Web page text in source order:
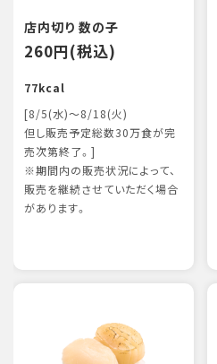
店内切り 数の子
260円(税込)
77kcal
[8/5(水)～8/18(火)
但し販売予定総数30万食が完
売次第終了。]
※期間内の販売状況によって、
販売を継続させていただく場合
があります。